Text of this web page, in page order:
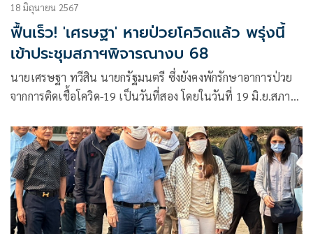
18 มิถุนายน 2567
ฟื้นเร็ว! 'เศรษฐา' หายป่วยโควิดแล้ว พรุ่งนี้
เข้าประชุมสภาฯพิจารณางบ 68
นายเศรษฐา ทวีสิน นายกรัฐมนตรี ซึ่งยังคงพักรักษาอาการป่วย
จากการติดเชื้อโควิด-19 เป็นวันที่สอง โดยในวันที่ 19 มิ.ย.สภาผู้
ประมาณรายจ่ายประจำปีงบประมาณ